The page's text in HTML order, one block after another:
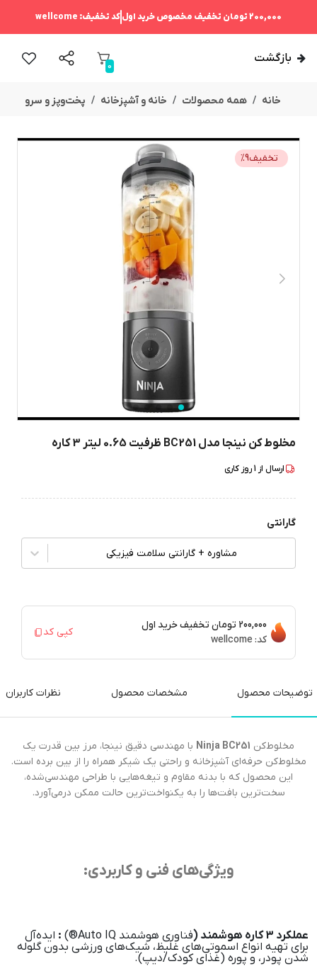
200,000 تومان تخفیف مخصوص خرید اولکد تخفیف: wellcome
بازگشت
0
خانه همه محصولات خانه و آشپزخانه پخت‌وپز و سرو
تخفیف %9
مخلوط کن نینجا مدل BC251 ظرفیت 0.65 لیتر 3 کاره
ارسال از 1روز کاری
گارانتی
مشاوره + گارانتی سلامت فیزیکی
200,000 تومان
تخفیف خرید اول
کد: wellcome
کپی کد
توضیحات محصول مشخصات محصول نظرات کاربران
مخلوط‌کن Ninja BC251 با مهندسی دقیق نینجا، مرز بین قدرت یک
مخلوط‌کن حرفه‌ای آشپزخانه و راحتی یک شیکر همراه را از بین برده است.
این محصول که با بدنه مقاوم و تیغه‌هایی با طراحی مهندسی‌شده،
سخت‌ترین بافت‌ها را به یکنواخت‌ترین حالت ممکن درمی‌آورد.
ویژگی‌های فنی و کاربردی:
عملکرد 3 کاره هوشمند ( فناوری هوشمند Auto IQ®) : ایده‌آل
برای تهیه انواع اسموتی‌های غلیظ، شیک‌های ورزشی بدون گلوله
شدن پودر، و پوره (غذای کودک/دیپ).